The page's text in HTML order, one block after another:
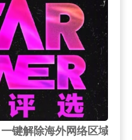
键解除海外网络区域限